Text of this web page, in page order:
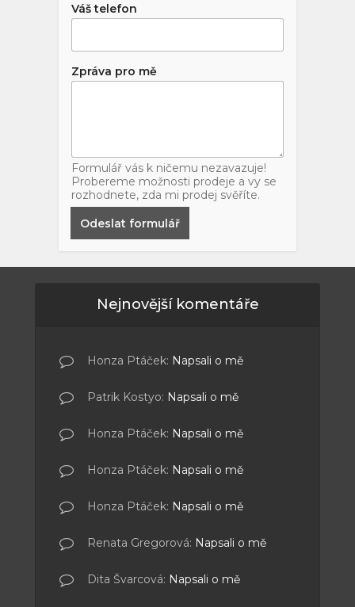
Váš telefon
Zpráva pro mě
Formulář vás k ničemu nezavazuje!
Probereme možnosti prodeje a vy se
rozhodnete, zda mi prodej svěříte.
Odeslat formulář
Nejnovější komentáře
Honza Ptáček: Napsali o mě
Patrik Kostyo: Napsali o mě
Honza Ptáček: Napsali o mě
Honza Ptáček: Napsali o mě
Honza Ptáček: Napsali o mě
Renata Gregorová: Napsali o mě
Dita Švarcová: Napsali o mě